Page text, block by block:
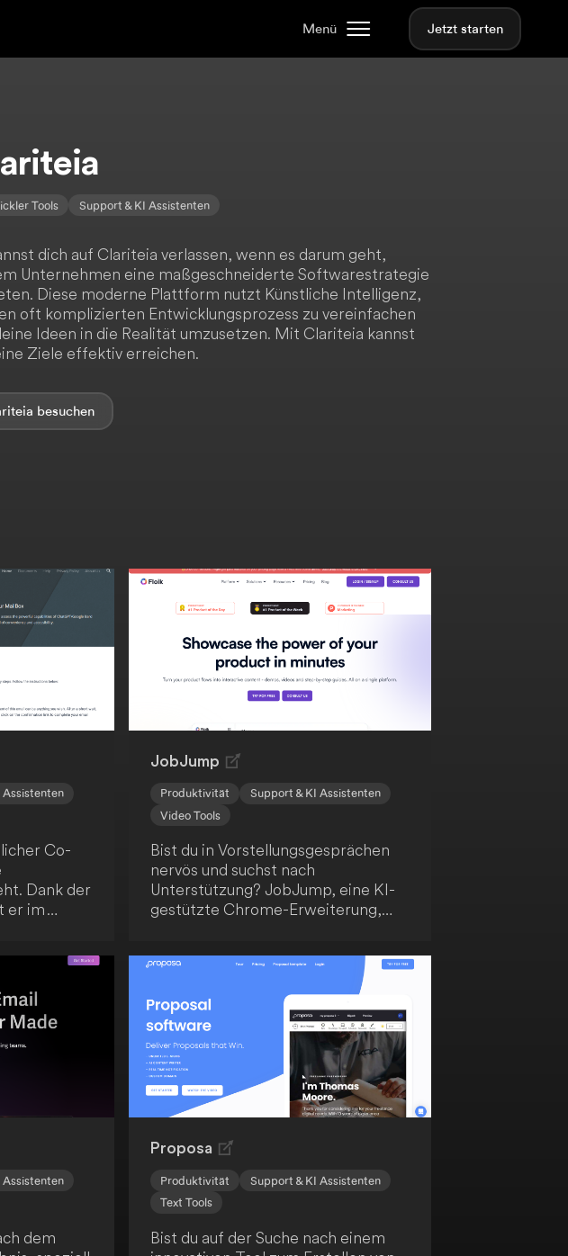
Menü Jetzt starten
Tools Support & KI Assistenten
dich auf Clariteia verlassen, wenn es darum geht,
Unternehmen eine maßgeschneiderte Softwarestrategie
Diese moderne Plattform nutzt Künstliche Intelligenz,
oft komplizierten Entwicklungsprozess zu vereinfachen
Ideen in die Realität umzusetzen. Mit Clariteia kannst
Ziele effektiv erreichen.
Co-
Dank der
er im
bearbeiten.
nahtlos
ganz
sie in
JobJump
Produktivität
Support & KI Assistenten
Video Tools
Bist du in Vorstellungsgesprächen
nervös und suchst nach
Unterstützung? JobJump, eine KI-
gestützte Chrome-Erweiterung,
dir prägnante, zielgerichtete
Antwortvorschläge basierend auf
deinem Lebenslauf. Mit dieser
innovativen Lösung wirst du sicher
den gewünschten Job an Land
ziehen.
dem
Proposa
Produktivität
Support & KI Assistenten
Text Tools
Bist du auf der Suche nach einem